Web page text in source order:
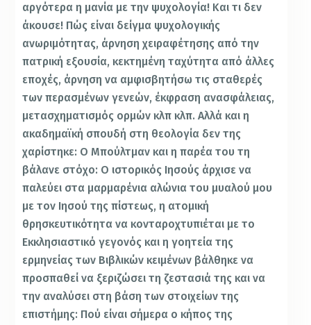
αργότερα η μανία με την ψυχολογία! Και τι δεν
άκουσε! Πώς είναι δείγμα ψυχολογικής
ανωριμότητας, άρνηση χειραφέτησης από την
πατρική εξουσία, κεκτημένη ταχύτητα από άλλες
εποχές, άρνηση να αμφισβητήσω τις σταθερές
των περασμένων γενεών, έκφραση ανασφάλειας,
μετασχηματισμός ορμών κλπ κλπ. Αλλά και η
ακαδημαϊκή σπουδή στη θεολογία δεν της
χαρίστηκε: Ο Μπούλτμαν και η παρέα του τη
βάλανε στόχο: Ο ιστορικός Ιησούς άρχισε να
παλεύει στα μαρμαρένια αλώνια του μυαλού μου
με τον Ιησού της πίστεως, η ατομική
θρησκευτικότητα να κονταροχτυπιέται με το
Εκκλησιαστικό γεγονός και η γοητεία της
ερμηνείας των Βιβλικών κειμένων βάλθηκε να
προσπαθεί να ξεριζώσει τη ζεστασιά της και να
την αναλύσει στη βάση των στοιχείων της
επιστήμης: Πού είναι σήμερα ο κήπος της